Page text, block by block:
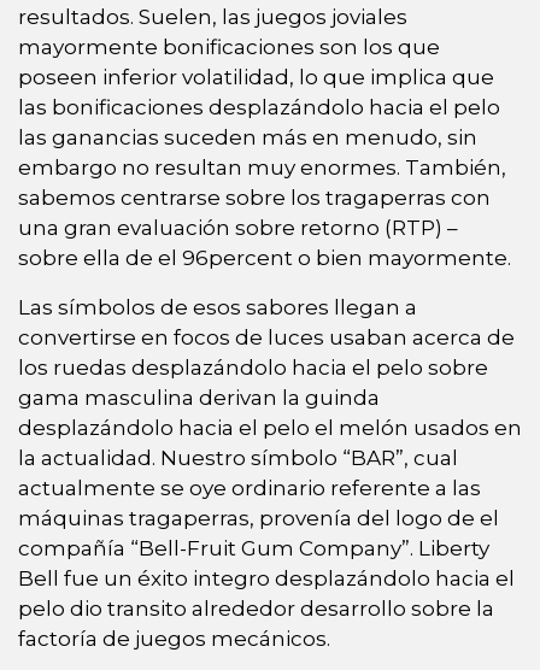
resultados. Suelen, las juegos joviales
mayormente bonificaciones son los que
poseen inferior volatilidad, lo que implica que
las bonificaciones desplazándolo hacia el pelo
las ganancias suceden más en menudo, sin
embargo no resultan muy enormes. También,
sabemos centrarse sobre los tragaperras con
una gran evaluación sobre retorno (RTP) –
sobre ella de el 96percent o bien mayormente.
Las símbolos de esos sabores llegan a
convertirse en focos de luces usaban acerca de
los ruedas desplazándolo hacia el pelo sobre
gama masculina derivan la guinda
desplazándolo hacia el pelo el melón usados en
la actualidad. Nuestro símbolo “BAR”, cual
actualmente se oye ordinario referente a las
máquinas tragaperras, provenía del logo de el
compañía “Bell-Fruit Gum Company”. Liberty
Bell fue un éxito integro desplazándolo hacia el
pelo dio transito alrededor desarrollo sobre la
factoría de juegos mecánicos.